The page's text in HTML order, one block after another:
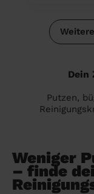
Dein
Putzen,
Weniger
– finde